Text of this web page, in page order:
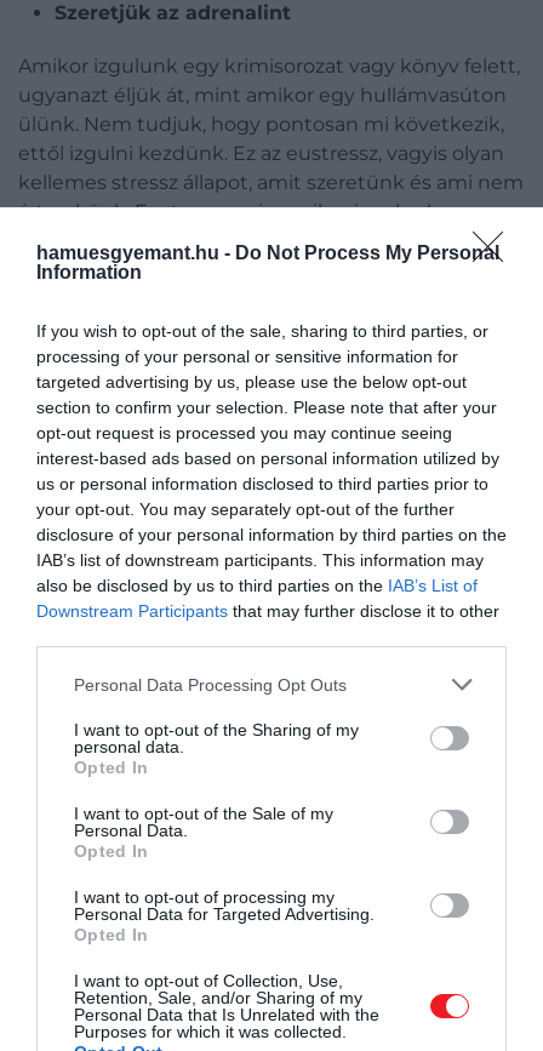
hamuesgyemant.hu - Do Not Process My Personal
Information
If you wish to opt-out of the sale, sharing to third parties, or
processing of your personal or sensitive information for
targeted advertising by us, please use the below opt-out
section to confirm your selection. Please note that after your
opt-out request is processed you may continue seeing
interest-based ads based on personal information utilized by
us or personal information disclosed to third parties prior to
your opt-out. You may separately opt-out of the further
disclosure of your personal information by third parties on the
IAB’s list of downstream participants. This information may
also be disclosed by us to third parties on the IAB’s List of
Downstream Participants that may further disclose it to other
Please note that this website/app uses one or more Google
not limited to your visit or usage behaviour. You may click to
grant or deny consent to Google and its third-party tags to
use your data for below specified purposes in below Google
consent section.
Personal Data Processing Opt Outs
I want to opt-out of the Sharing of my
personal data.
Opted In
I want to opt-out of the Sale of my
Personal Data.
Opted In
I want to opt-out of processing my
Personal Data for Targeted Advertising.
Opted In
I want to opt-out of Collection, Use,
Retention, Sale, and/or Sharing of my
Personal Data that Is Unrelated with the
Purposes for which it was collected.
Szeretjük az adrenalint
Amikor izgulunk egy krimisorozat vagy könyv felett,
ugyanazt éljük át, mint amikor egy hullámvasúton
ülünk. Nem tudjuk, hogy pontosan mi következik,
ettől izgulni kezdünk. Ez az eustressz, vagyis olyan
kellemes stressz állapot, amit szeretünk és ami nem
árt nekünk. Eustressz az is, amikor izgulunk egy
vizsga előtt, ez növeli teljesítményünket.
Amikor elmerülünk a krimi műfajában, teljesen
bevonódunk, nyomozunk és igazságot teszünk ─
vagy legalábbis úgy érezzük. Elképzeljük a
lehetséges kimeneteket, tehát aktívan dolgozik a
fantáziánk, ami által kiszakadunk a szürke
hétköznapokból. Előbújik gyermekénünk, aki egy
olyan mesevilágban él, ahol van jó és van gonosz, ez
leegyszerűsíti a gondolkodásunkat. Tehát nem csak
a stressz rendszerünkre van hatással a krimi, hanem
a fantáziánkra is, emellett teret enged gyermekkori
Erre lettünk teremtve
Furcsán hangzik az, hogy evolúciós okokból
szeretjük a krimit és a horrort. A szakemberek
szerint azonban ezek a műfajok olyan játékok
mellett, mint a bújócska, arra tanítanak minket,
hogy túléljünk a világban. Nem kizárt, hogy
evolúciós okokból kedveljük ezeket. Kedvelnünk
kell őket, hogy megtanuljunk túlélni segítségükkel.
Csodáljuk a sötét oldalt
Egy gyilkos tőlünk távoli és érdekfeszítő lény, akinek